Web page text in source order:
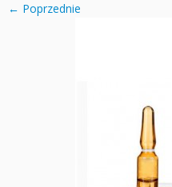
← Poprzednie